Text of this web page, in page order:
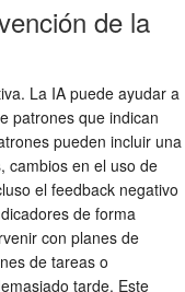
de la
La IA puede ayudar a
patrones que indican
pueden incluir una
cambios en el uso de
el feedback negativo
de forma
con planes de
de tareas o
tarde. Este